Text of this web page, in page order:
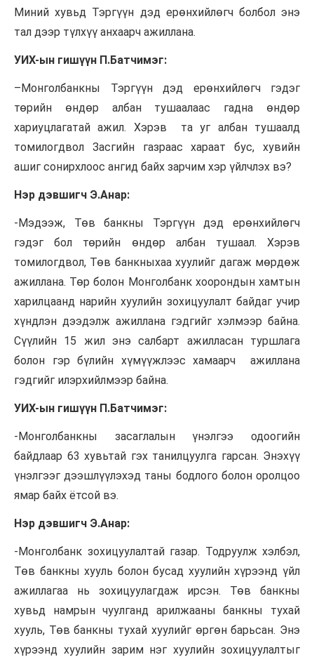
Миний хувьд Тэргүүн дэд ерөнхийлөгч болболэнэ
тал дээр түлхүү анхаарч ажиллана.
УИХ-ын гишүүн П.Батчимэг:
–Монголбанкны Тэргүүн дэд ерөнхийлөгч гэдэг
төрийн өндөр албан тушаалаас гадна өндөр
хариуцлагатай ажил. Хэрэв та уг албан тушаалд
томилогдвол Засгийн газраас хараат бус, хувийн
ашиг сонирхлоос ангид байх зарчим хэр үйлчлэх вэ?
Нэр дэвшигч Э.Анар:
-Мэдээж, Төв банкны Тэргүүн дэд ерөнхийлөгч
гэдэг бол төрийн өндөр албан тушаал. Хэрэв
томилогдвол, Төв банкныхаа хуулийг дагаж мөрдөж
ажиллана. Төр болон Монголбанк хоорондын хамтын
харилцаанд нарийн хуулийн зохицуулалт байдаг учир
хүндлэн дээдэлж ажиллана гэдгийг хэлмээр байна.
Сүүлийн 15 жил энэ салбарт ажилласан туршлага
болон гэр бүлийн хүмүүжлээс хамаарч ажиллана
гэдгийг илэрхийлмээр байна.
УИХ-ын гишүүн П.Батчимэг:
-Монголбанкны засаглалын үнэлгээ одоогийн
байдлаар 63 хувьтай гэх танилцуулга гарсан. Энэхүү
үнэлгээг дээшлүүлэхэд таны бодлого болон оролцоо
ямар байх ётсой вэ.
Нэр дэвшигч Э.Анар:
-Монголбанк зохицуулалтай газар. Тодруулж хэлбэл,
Төв банкны хууль болон бусад хуулийн хүрээнд үйл
ажиллагаа нь зохицуулагдаж ирсэн. Төв банкны
хувьд намрын чуулганд арилжааны банкны тухай
хууль, Төв банкны тухай хуулийг өргөн барьсан. Энэ
хүрээнд хуулийн зарим нэг хуулийн зохицуулалтыг